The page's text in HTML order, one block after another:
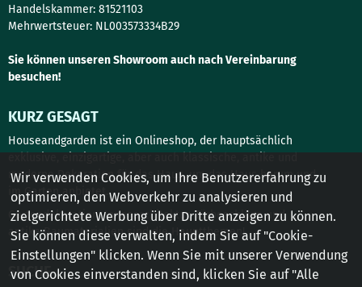
Handelskammer: 81521103
Mehrwertsteuer: NL003573334B29
Sie können unseren Showroom auch nach Vereinbarung
besuchen!
KURZ GESAGT
Houseandgarden ist ein Onlineshop, der hauptsächlich
moderne Dekoration für das Haus, um das Haus herum und
im Garten anbietet.
Gartendekoration, Innenarchitektur, Türbeschläge und
antike Baumaterialien sind die Hauptthemen!
SUCHE
Wir verwenden Cookies, um Ihre Benutzererfahrung zu
optimieren, den Webverkehr zu analysieren und
zielgerichtete Werbung über Dritte anzeigen zu können.
Sie können diese verwalten, indem Sie auf "Cookie-
Einstellungen" klicken. Wenn Sie mit unserer Verwendung
von Cookies einverstanden sind, klicken Sie auf "Alle